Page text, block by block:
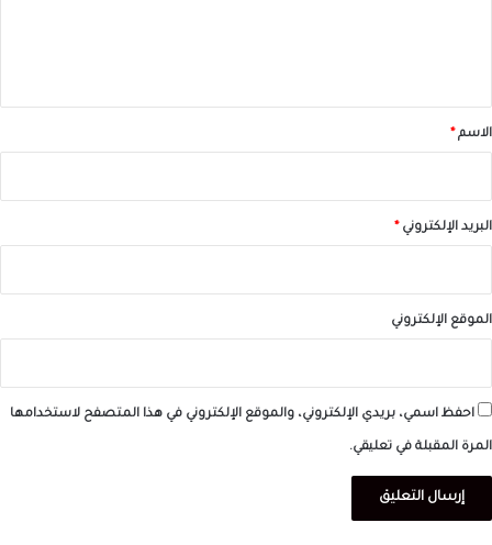
*الاسم*
البريد الإلكتروني*
الموقع الإلكتروني
احفظ اسمي، بريدي الإلكتروني، والموقع الإلكتروني في هذا المتصفح لاستخدامها
المرة المقبلة في تعليقي.